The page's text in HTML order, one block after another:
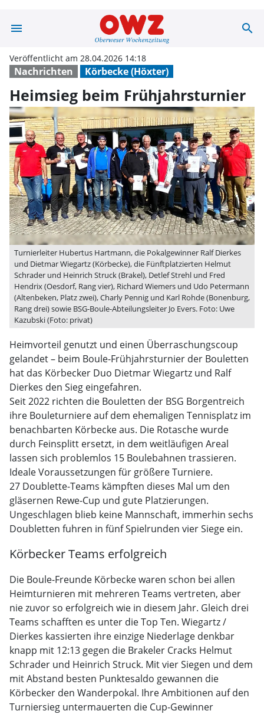
menu Heimsieg beim
search
Nachrichten Körbecke (Höxter)
Veröffentlicht am 28.04.2026 14:18
Heimsieg beim Frühjahrsturnier
Turnierleiter Hubertus Hartmann, die Pokalgewinner Ralf Dierkes
und Dietmar Wiegartz (Körbecke), die Fünftplatzierten Helmut
Schrader und Heinrich Struck (Brakel), Detlef Strehl und Fred
Hendrix (Oesdorf, Rang vier), Richard Wiemers und Udo Petermann
(Altenbeken, Platz zwei), Charly Pennig und Karl Rohde (Bonenburg,
Rang drei) sowie BSG-Boule-Abteilungsleiter Jo Evers. Foto: Uwe
Kazubski (Foto: privat)
Heimvorteil genutzt und einen Überraschungscoup
gelandet – beim Boule-Frühjahrsturnier der Bouletten
hat das Körbecker Duo Dietmar Wiegartz und Ralf
Dierkes den Sieg eingefahren.
Seit 2022 richten die Bouletten der BSG Borgentreich
ihre Bouleturniere auf dem ehemaligen Tennisplatz im
benachbarten Körbecke aus. Die Rotasche wurde
durch Feinsplitt ersetzt, in dem weitläufigen Areal
lassen sich problemlos 15 Boulebahnen trassieren.
Ideale Voraussetzungen für größere Turniere.
27 Doublette-Teams kämpften dieses Mal um den
gläsernen Rewe-Cup und gute Platzierungen.
Ungeschlagen blieb keine Mannschaft, immerhin sechs
Doubletten fuhren in fünf Spielrunden vier Siege ein.
Körbecker Teams erfolgreich
Die Boule-Freunde Körbecke waren schon bei allen
Heimturnieren mit mehreren Teams vertreten, aber
nie zuvor so erfolgreich wie in diesem Jahr. Gleich drei
Teams schafften es unter die Top Ten. Wiegartz /
Dierkes kassierten ihre einzige Niederlage denkbar
knapp mit 12:13 gegen die Brakeler Cracks Helmut
Schrader und Heinrich Struck. Mit vier Siegen und dem
mit Abstand besten Punktesaldo gewannen die
Körbecker den Wanderpokal. Ihre Ambitionen auf den
Turniersieg untermauerten die Cup-Gewinner